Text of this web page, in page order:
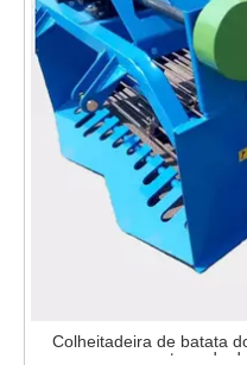
Colheitadeira de batata
tomada